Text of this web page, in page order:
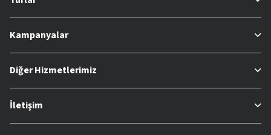
Kampanyalar
Diğer Hizmetlerimiz
İletişim